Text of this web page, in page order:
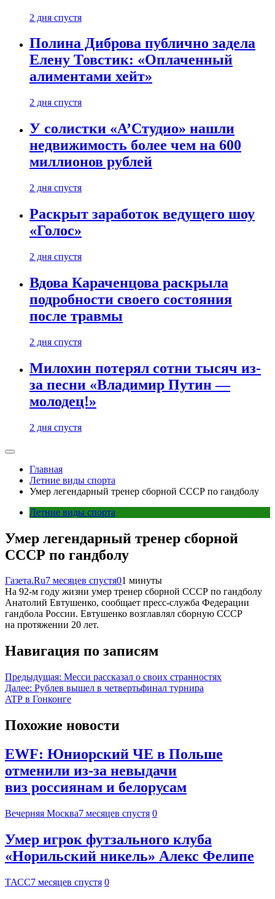
2 дня спустя
Полина Диброва публично задела
Елену Товстик: «Оплаченный
алиментами хейт»
2 дня спустя
У солистки «А’Студио» нашли
недвижимость более чем на 600
миллионов рублей
2 дня спустя
Раскрыт заработок ведущего шоу
«Голос»
2 дня спустя
Вдова Караченцова раскрыла
подробности своего состояния
после травмы
2 дня спустя
Милохин потерял сотни тысяч из-
за песни «Владимир Путин —
молодец!»
2 дня спустя
Главная
Летние виды спорта
Умер легендарный тренер сборной СССР по гандболу
Летние виды спорта
Умер легендарный тренер сборной
СССР по гандболу
Газета.Ru7 месяцев спустя01 минуты
На 92-м году жизни умер тренер сборной СССР по гандболу
Анатолий Евтушенко, сообщает пресс-служба Федерации
гандбола России. Евтушенко возглавлял сборную СССР
на протяжении 20 лет.
Навигация по записям
Предыдущая: Месси рассказал о своих странностях
Далее: Рублев вышел в четвертьфинал турнира
ATP в Гонконге
Похожие новости
EWF: Юниорский ЧЕ в Польше
отменили из-за невыдачи
виз россиянам и белорусам
Вечерняя Москва7 месяцев спустя 0
Умер игрок футзального клуба
«Норильский никель» Алекс Фелипе
ТАСС7 месяцев спустя 0